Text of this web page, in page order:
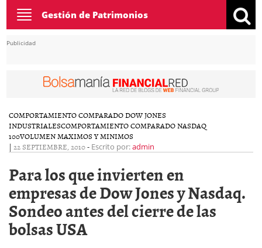
Toggle
navigation
Gestión de Patrimonios
Publicidad
COMPORTAMIENTO COMPARADO DOW JONES
INDUSTRIALESCOMPORTAMIENTO COMPARADO NASDAQ
100VOLUMEN MAXIMOS Y MINIMOS
| 22 SEPTIEMBRE, 2010- Escrito por:admin
Para los que invierten en
empresas de Dow Jones y Nasdaq.
Sondeo antes del cierre de las
bolsas USA